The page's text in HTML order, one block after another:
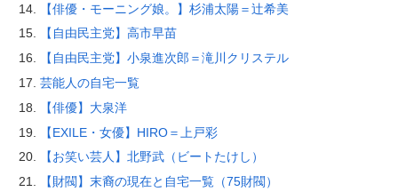
【俳優・モーニング娘。】杉浦太陽＝辻希美
【自由民主党】高市早苗
【自由民主党】小泉進次郎＝滝川クリステル
芸能人の自宅一覧
【俳優】大泉洋
【EXILE・女優】HIRO＝上戸彩
【お笑い芸人】北野武（ビートたけし）
【財閥】末裔の現在と自宅一覧（75財閥）